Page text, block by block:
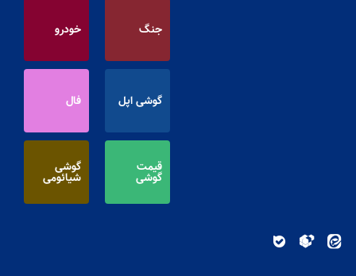
جنگ خودرو
گوشی اپل فال
قیمت
گوشی
گوشی
شیائومی